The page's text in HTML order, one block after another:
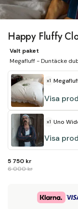
Happy Fluffy
Valt paket
Megafluff - Duntäcke
x1
Visa
x1 Uno
Visa
5 750 kr
6 000 kr